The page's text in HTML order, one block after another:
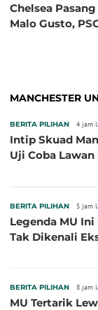
Chelsea
Malo Gusto,
MANCHESTER
BERITA PILIHAN 4 jam
Intip Skuad
Uji Coba Lawan
BERITA PILIHAN 5 jam
Legenda MU
Tak Dikenali
BERITA PILIHAN 8 jam
MU Tertarik